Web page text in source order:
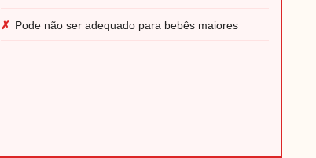
✗ Pode não ser adequado para bebês maiores